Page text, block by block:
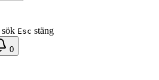
sök Esc stäng
0